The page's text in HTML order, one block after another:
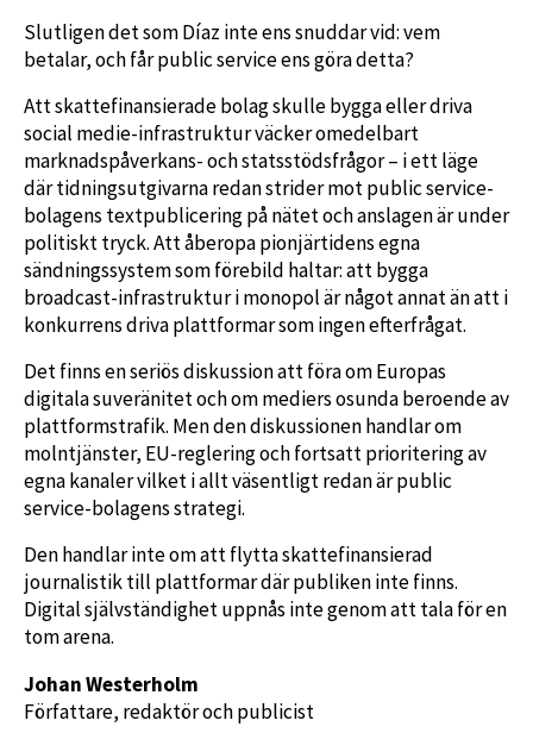
Slutligen det som Díaz inte ens snuddar vid: vem
betalar, och får public service ens göra detta?
Att skattefinansierade bolag skulle bygga eller driva
social medie-infrastruktur väcker omedelbart
marknadspåverkans- och statsstödsfrågor – i ett läge
där tidningsutgivarna redan strider mot public service-
bolagens textpublicering på nätet och anslagen är under
politiskt tryck. Att åberopa pionjärtidens egna
sändningssystem som förebild haltar: att bygga
broadcast-infrastruktur i monopol är något annat än att i
konkurrens driva plattformar som ingen efterfrågat.
Det finns en seriös diskussion att föra om Europas
digitala suveränitet och om mediers osunda beroende av
plattformstrafik. Men den diskussionen handlar om
molntjänster, EU-reglering och fortsatt prioritering av
egna kanaler vilket i allt väsentligt redan är public
service-bolagens strategi.
Den handlar inte om att flytta skattefinansierad
journalistik till plattformar där publiken inte finns.
Digital självständighet uppnås inte genom att tala för en
tom arena.
Johan Westerholm
Författare, redaktör och publicist